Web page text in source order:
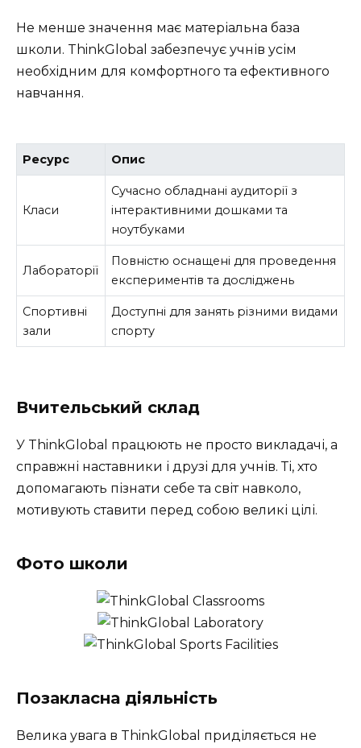
Не менше значення має матеріальна база
школи. ThinkGlobal забезпечує учнів усім
необхідним для комфортного та ефективного
навчання.
Ресурс Опис
Класи
Сучасно обладнані аудиторії з
інтерактивними дошками та
ноутбуками
Лабораторії
Повністю оснащені для проведення
експериментів та досліджень
Спортивні
зали
Доступні для занять різними видами
спорту
Вчительський склад
У ThinkGlobal працюють не просто викладачі, а
справжні наставники і друзі для учнів. Ті, хто
допомагають пізнати себе та світ навколо,
мотивують ставити перед собою великі цілі.
Фото школи
Позакласна діяльність
Велика увага в ThinkGlobal приділяється не